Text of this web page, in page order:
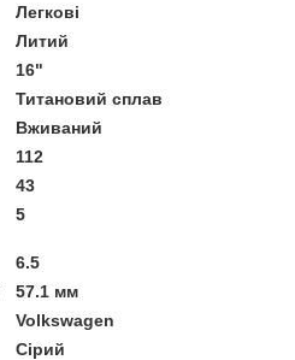
Легкові
Литий
16"
Титановий сплав
Вживаний
112
43
5
6.5
57.1 мм
Volkswagen
Сірий